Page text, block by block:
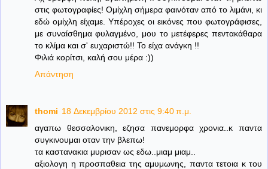
στις φωτογραφίες! Ομίχλη σήμερα φαινόταν από το λιμάνι, κι
εδώ ομίχλη είχαμε. Υπέροχες οι εικόνες που φωτογράφισες,
με συναίσθημα φυλαγμένο, μου το μετέφερες πεντακάθαρα
το κλίμα και σ' ευχαριστώ!! Το είχα ανάγκη !!
Φιλιά κορίτσι, καλή σου μέρα :))
Απάντηση
thomi 18 Δεκεμβρίου 2012 στις 9:40 π.μ.
αγαπω θεσσαλονικη, εζησα πανεμορφα χρονια..κ παντα
συγκινουμαι οταν την βλεπω!
τα καστανακια μυρισαν ως εδω..μιαμ μιαμ..
αξιολογη η προσπαθεια της αμυμωνης, παντα τετοια κ του